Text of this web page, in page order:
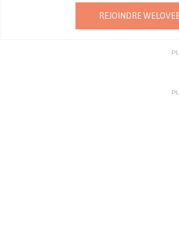
REJOINDRE